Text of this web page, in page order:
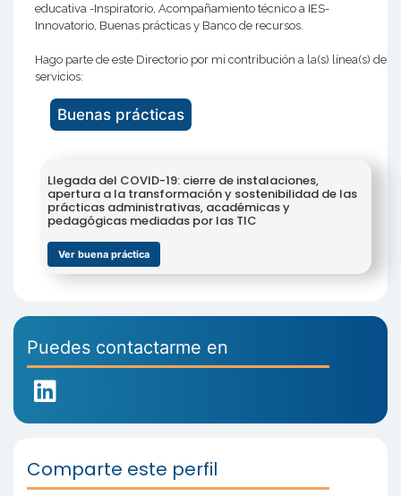
educativa -Inspiratorio, Acompañamiento técnico a IES-
Innovatorio, Buenas prácticas y Banco de recursos.
Hago parte de este Directorio por mi contribución a la(s) línea(s) de
servicios:
Buenas prácticas
Llegada del COVID-19: cierre de instalaciones,
apertura a la transformación y sostenibilidad de las
prácticas administrativas, académicas y
pedagógicas mediadas por las TIC
Ver buena práctica
Puedes contactarme en
Comparte este perfil